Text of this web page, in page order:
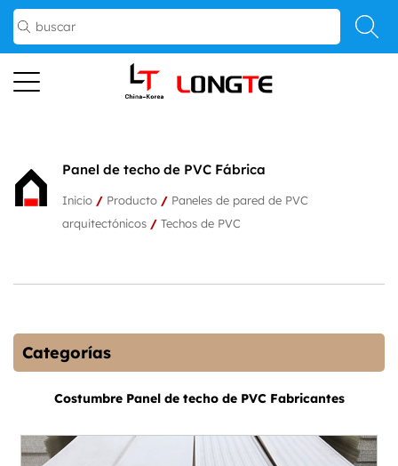
Panel de techo de PVC Fábrica
Inicio / Producto / Paneles de pared de PVC
arquitectónicos / Techos de PVC
Categorías
Costumbre Panel de techo de PVC Fabricantes